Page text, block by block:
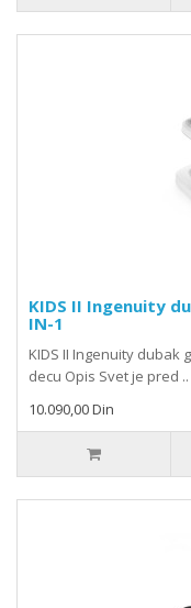
KIDS II Ingenuity
IN-1
KIDS II Ingenuity dubak
decu Opis Svet je pred ..
10.090,00 Din